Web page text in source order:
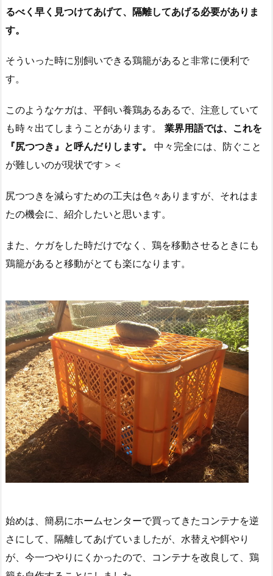
るべく早く見つけてあげて、隔離してあげる必要がありま
す。
そういった時に別飼いできる鶏籠があると非常に便利で
す。
このようなケガは、平飼い養鶏あるあるで、注意していて
も時々出てしまうことがあります。 業界用語では、これを
『尻つつき』と呼んだりします。 中々完全には、防ぐこと
が難しいのが現状です＞＜
尻つつきを減らすための工夫は色々ありますが、それはま
たの機会に、紹介したいと思います。
また、ケガをした時だけでなく、鶏を移動させるときにも
鶏籠があると移動がとても楽になります。
始めは、簡易にホームセンターで買ってきたコンテナを逆
さにして、隔離してあげていましたが、水替えや餌やり
が、今一つやりにくかったので、コンテナを改良して、鶏